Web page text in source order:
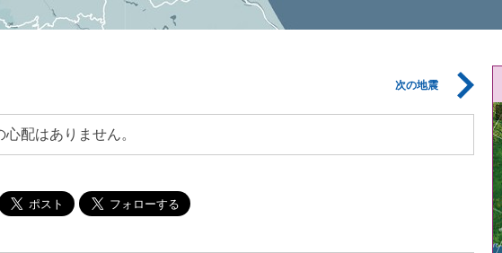
次の地震
配はありません。